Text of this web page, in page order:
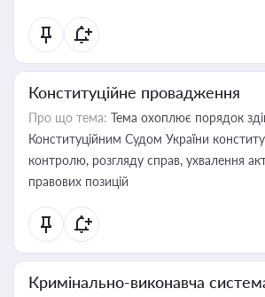
Конституційне провадження
Про що тема: Тема охоплює порядок
Конституційним Судом України
контролю, розгляду справ, ухвалення
правових позицій
Кримінально-виконавча